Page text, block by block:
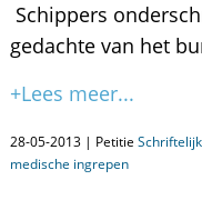
Schippers
gedachte van het
+Lees meer...
28-05-2013 | Petitie
medische ingrepen